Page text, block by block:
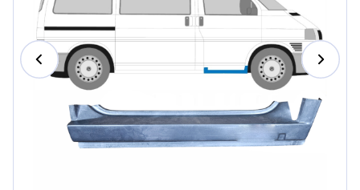
Magyar
Lietuvių
Slovenian
Latvian